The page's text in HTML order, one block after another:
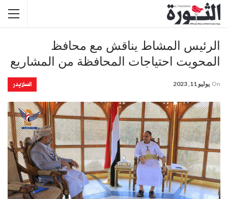
الرئيس المشاط يناقش مع محافظ
المحويت احتياجات المحافظة من المشاريع
السلايدر On يوليو 11, 2023